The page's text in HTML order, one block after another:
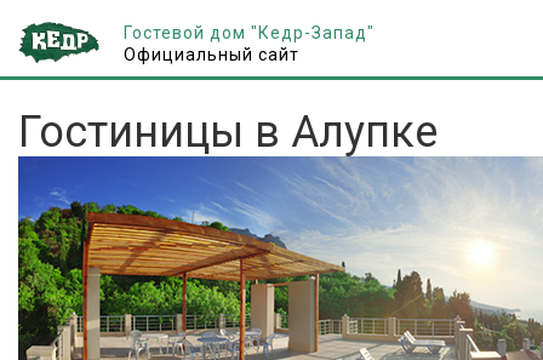
Гостевой дом "Кедр-Запад"
Официальный сайт
Гостиницы в Алупке